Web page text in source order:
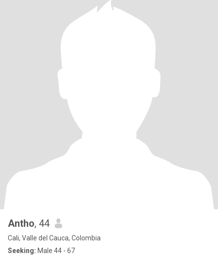
Antho, 44
Cali, Valle del Cauca, Colombia
Seeking: Male 44 - 67